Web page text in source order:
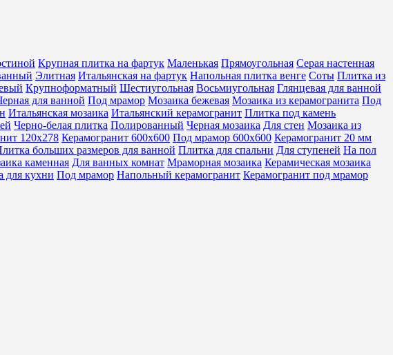
Крупная плитка на фартук Маленькая Прямоугольная Серая настенная
Элитная Итальянская на фартук Напольная плитка венге Соты Плитка из
Крупноформатный Шестиугольная Восьмиугольная Глянцевая для ванной
для ванной Под мрамор Мозаика бежевая Мозаика из керамогранита Под
Итальянская мозаика Итальянский керамогранит Плитка под камень
Черно-белая плитка Полированный Черная мозаика Для стен Мозаика из
120х278 Керамогранит 600х600 Под мрамор 600х600 Керамогранит 20 мм
больших размеров для ванной Плитка для спальни Для ступеней На пол
каменная Для ванных комнат Мраморная мозаика Керамическая мозаика
для кухни Под мрамор Напольный керамогранит Керамогранит под мрамор